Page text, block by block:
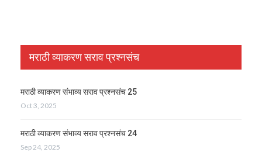
मराठी व्याकरण सराव प्रश्नसंच
मराठी व्याकरण संभाव्य सराव प्रश्नसंच 25
Oct 3, 2025
मराठी व्याकरण संभाव्य सराव प्रश्नसंच 24
Sep 24, 2025